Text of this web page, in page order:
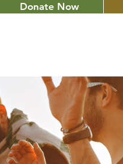
Donate Now